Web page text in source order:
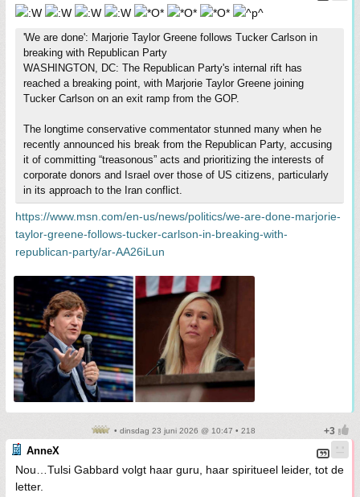
'We are done': Marjorie Taylor Greene follows Tucker Carlson in
breaking with Republican Party
WASHINGTON, DC: The Republican Party's internal rift has
reached a breaking point, with Marjorie Taylor Greene joining
Tucker Carlson on an exit ramp from the GOP.
The longtime conservative commentator stunned many when he
recently announced his break from the Republican Party, accusing
it of committing “treasonous” acts and prioritizing the interests of
corporate donors and Israel over those of US citizens, particularly
in its approach to the Iran conflict.
https://www.msn.com/en-us/news/politics/we-are-done-marjorie-
taylor-greene-follows-tucker-carlson-in-breaking-with-
republican-party/ar-AA26iLun
• dinsdag 23 juni 2026 @ 10:47 • 218
AnneX
Nou…Tulsi Gabbard volgt haar guru, haar spiritueel leider, tot de
letter.